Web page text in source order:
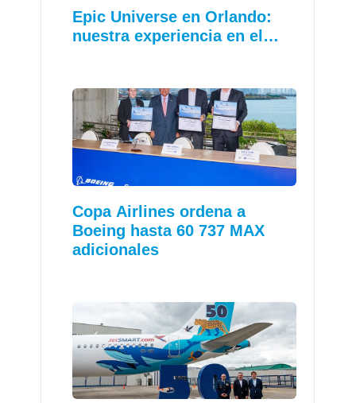
Epic Universe en Orlando:
nuestra experiencia en el…
Copa Airlines ordena a
Boeing hasta 60 737 MAX
adicionales